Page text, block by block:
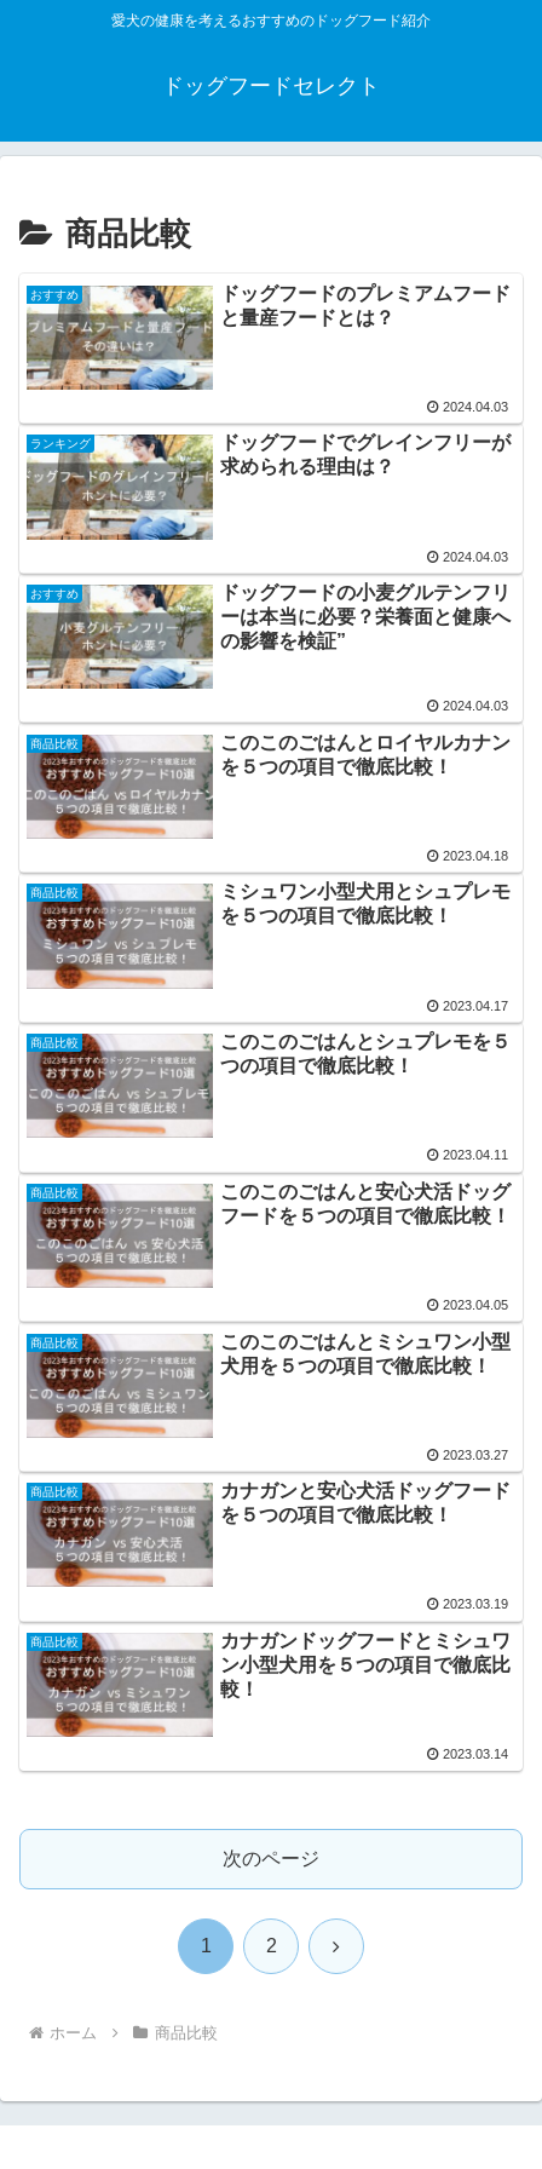
愛犬の健康を考えるおすすめのドッグフード紹介
ドッグフードセレクト
商品比較
おすすめ
ドッグフードのプレミアムフード
と量産フードとは？
2024.04.03
ランキング
ドッグフードでグレインフリーが
求められる理由は？
2024.04.03
おすすめ
ドッグフードの小麦グルテンフリ
ーは本当に必要？栄養面と健康へ
の影響を検証”
2024.04.03
商品比較
このこのごはんとロイヤルカナン
を５つの項目で徹底比較！
2023.04.18
商品比較
ミシュワン小型犬用とシュプレモ
を５つの項目で徹底比較！
2023.04.17
商品比較
このこのごはんとシュプレモを５
つの項目で徹底比較！
2023.04.11
商品比較
このこのごはんと安心犬活ドッグ
フードを５つの項目で徹底比較！
2023.04.05
商品比較
このこのごはんとミシュワン小型
犬用を５つの項目で徹底比較！
2023.03.27
商品比較
カナガンと安心犬活ドッグフード
を５つの項目で徹底比較！
2023.03.19
商品比較
カナガンドッグフードとミシュワ
ン小型犬用を５つの項目で徹底比
較！
2023.03.14
次のページ
1 2 次
ホーム 商品比較